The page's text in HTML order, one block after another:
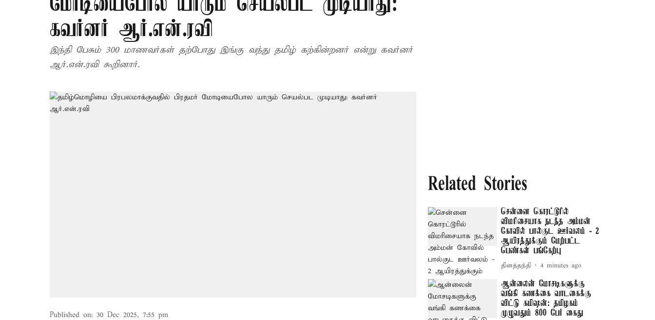
கவர்னர் ஆர்.என்.ரவி
இந்தி பேசும் 300 மாணவர்கள் தற்போது இங்கு வந்து தமிழ் கற்கின்றனர் என்று கவர்னர்
ஆர்.என்.ரவி கூறினார்.
Published on: 30 Dec 2025, 7:55 pm
Related Stories
சென்னை கொரட்டூரில்
விமரிசையாக நடந்த அம்மன்
கோவில் பால்குட ஊர்வலம் - 2
ஆயிரத்துக்கும் மேற்பட்ட
பெண்கள் பங்கேற்பு
தினத்தந்தி 4 minutes ago
ஆன்லைன் மோசடிகளுக்கு
வங்கி கணக்கை வாடகைக்கு
விட்டு கமிஷன்: தமிழகம்
முழுவதும் 800 பேர் கைது